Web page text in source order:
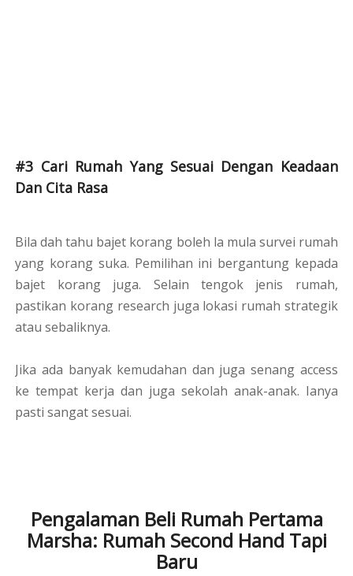
#3 Cari Rumah Yang Sesuai Dengan Keadaan
Dan Cita Rasa
Bila dah tahu bajet korang boleh la mula survei rumah
yang korang suka. Pemilihan ini bergantung kepada
bajet korang juga. Selain tengok jenis rumah,
pastikan korang research juga lokasi rumah strategik
atau sebaliknya.
Jika ada banyak kemudahan dan juga senang access
ke tempat kerja dan juga sekolah anak-anak. Ianya
pasti sangat sesuai.
Pengalaman Beli Rumah Pertama
Marsha: Rumah Second Hand Tapi
Baru